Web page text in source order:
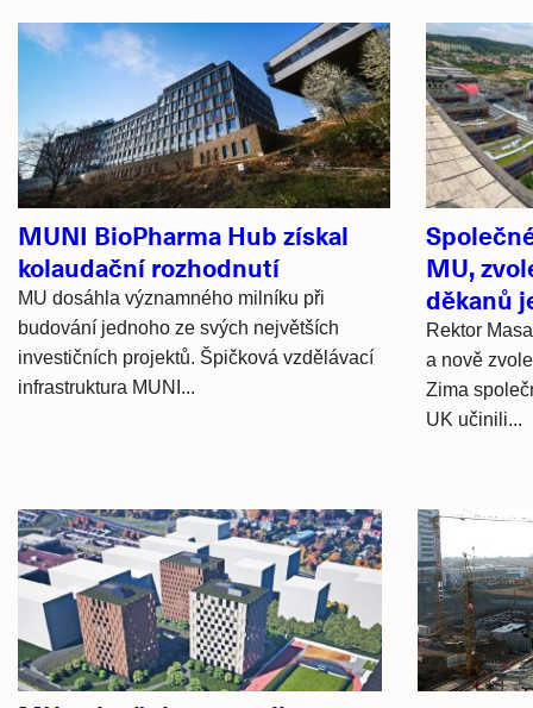
Související
články
MUNI BioPharma Hub získal
kolaudační rozhodnutí
MU dosáhla významného milníku při
budování jednoho ze svých největších
investičních projektů. Špičková vzdělávací
infrastruktura MUNI...
MU,
děkanů
Rektor
a nově
Zima
UK učinili...
Hlavní
novinky